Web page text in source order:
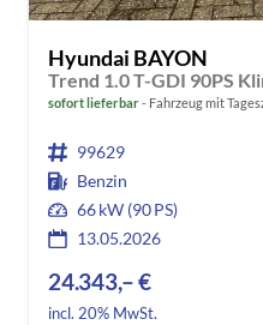
Hyundai BAYON
sofort lieferbar Fahrzeug mit
99629
Benzin
66 kW (90 PS)
13.05.2026
24.343,– €
incl. 20% MwSt.